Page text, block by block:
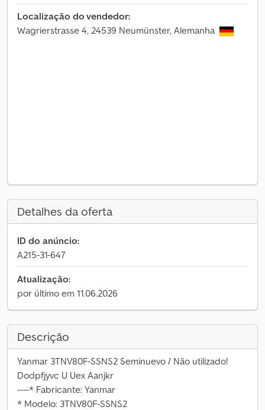
Localização do vendedor:
Wagrierstrasse 4, 24539 Neumünster, Alemanha
Detalhes da oferta
ID do anúncio:
A215-31-647
Atualização:
por último em 11.06.2026
Descrição
Yanmar 3TNV80F-SSNS2 Seminuevo / Não utilizado!
Dodpfjyvc U Uex Aanjkr
----* Fabricante: Yanmar
* Modelo: 3TNV80F-SSNS2